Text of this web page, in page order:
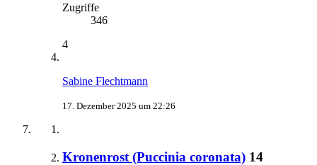
Zugriffe
346
4
Sabine Flechtmann
17. Dezember 2025 um 22:26
Kronenrost (Puccinia coronata) 14